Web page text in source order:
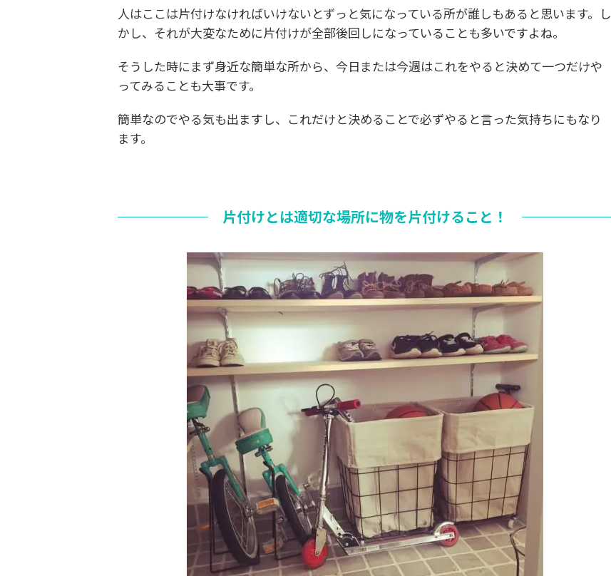
人はここは片付けなければいけないとずっと気になっている所が誰しもあると思います。し
かし、それが大変なために片付けが全部後回しになっていることも多いですよね。
そうした時にまず身近な簡単な所から、今日または今週はこれをやると決めて一つだけや
ってみることも大事です。
簡単なのでやる気も出ますし、これだけと決めることで必ずやると言った気持ちにもなり
ます。
片付けとは適切な場所に物を片付けること！